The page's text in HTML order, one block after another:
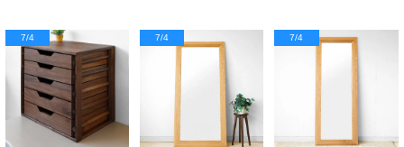
7/4 7/4 7/4